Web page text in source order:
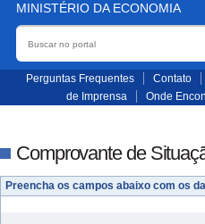
MINISTÉRIO DA ECONOMIA
Buscar no portal
Perguntas Frequentes Contato
de Imprensa
Onde
Comprovante de
Preencha os campos abaixo com os